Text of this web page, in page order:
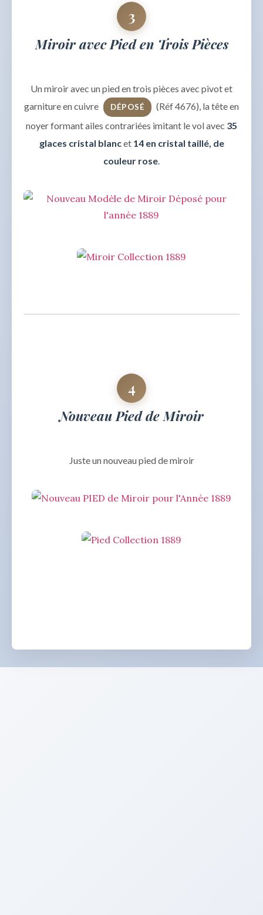
3
Miroir avec Pied en Trois Pièces
Un miroir avec un pied en trois pièces avec pivot et
garniture en cuivre
DÉPOSÉ
(Réf 4676), la tête en
noyer formant ailes contrariées imitant le vol avec 35
glaces cristal blancet 14 en cristal taillé, de
couleur rose
4
Nouveau Pied de Miroir
Juste un nouveau pied de miroir